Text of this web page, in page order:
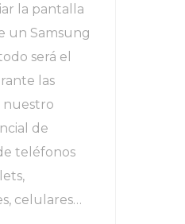
la pantalla
un Samsung
será el
las
nuestro
de
teléfonos
celulares…